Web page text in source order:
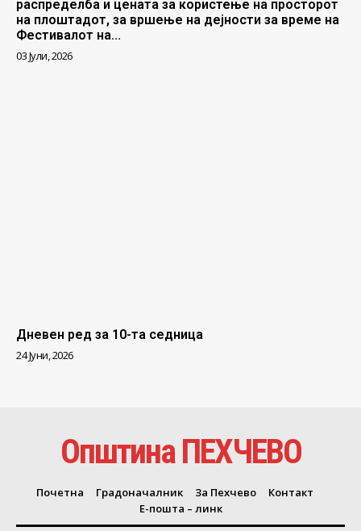
распределба и цената за користење на просторот
на плоштадот, за вршење на дејности за време на
Фестивалот на...
03 Јули, 2026
Дневен ред за 10-та седница
24 Јуни, 2026
Општина ПЕХЧЕВО
Почетна Градоначалник За Пехчево
Контакт
Е-пошта – линк